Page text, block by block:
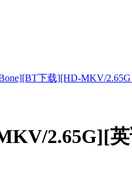
下载][HD-MKV/2.65G
2.65G][